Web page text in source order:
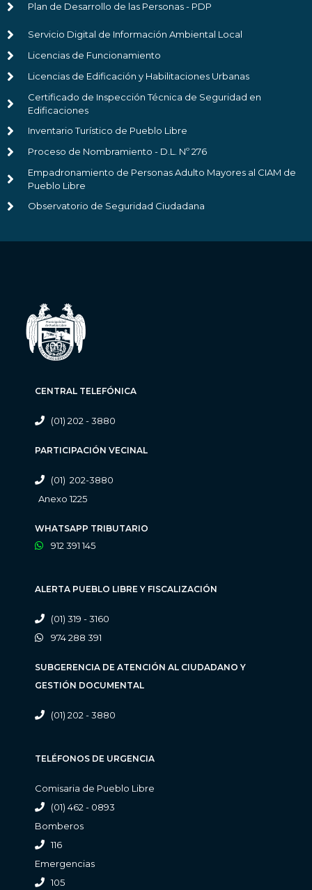
Plan de Desarrollo de las Personas - PDP
Servicio Digital de Información Ambiental Local
Licencias de Funcionamiento
Licencias de Edificación y Habilitaciones Urbanas
Certificado de Inspección Técnica de Seguridad en
Edificaciones
Inventario Turístico de Pueblo Libre
Proceso de Nombramiento - D.L. Nº 276
Empadronamiento de Personas Adulto Mayores al CIAM de
Pueblo Libre
Observatorio de Seguridad Ciudadana
CENTRAL TELEFÓNICA
(01) 202 - 3880
PARTICIPACIÓN VECINAL
(01) 202-3880
Anexo 1225
WHATSAPP TRIBUTARIO
912 391 145
ALERTA PUEBLO LIBRE Y FISCALIZACIÓN
(01) 319 - 3160
974 288 391
SUBGERENCIA DE ATENCIÓN AL CIUDADANO Y
GESTIÓN DOCUMENTAL
(01) 202 - 3880
TELÉFONOS DE URGENCIA
Comisaria de Pueblo Libre
(01) 462 - 0893
Bomberos
116
Emergencias
105